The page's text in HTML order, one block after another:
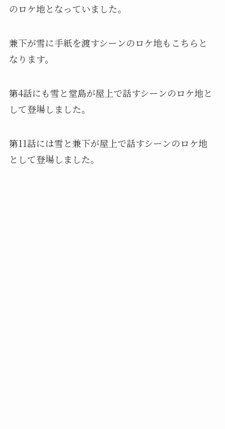
のロケ地となっていました。
兼下が雪に手紙を渡すシーンのロケ地もこちらと
なります。
第4話にも雪と堂島が屋上で話すシーンのロケ地と
して登場しました。
第11話には雪と兼下が屋上で話すシーンのロケ地
として登場しました。